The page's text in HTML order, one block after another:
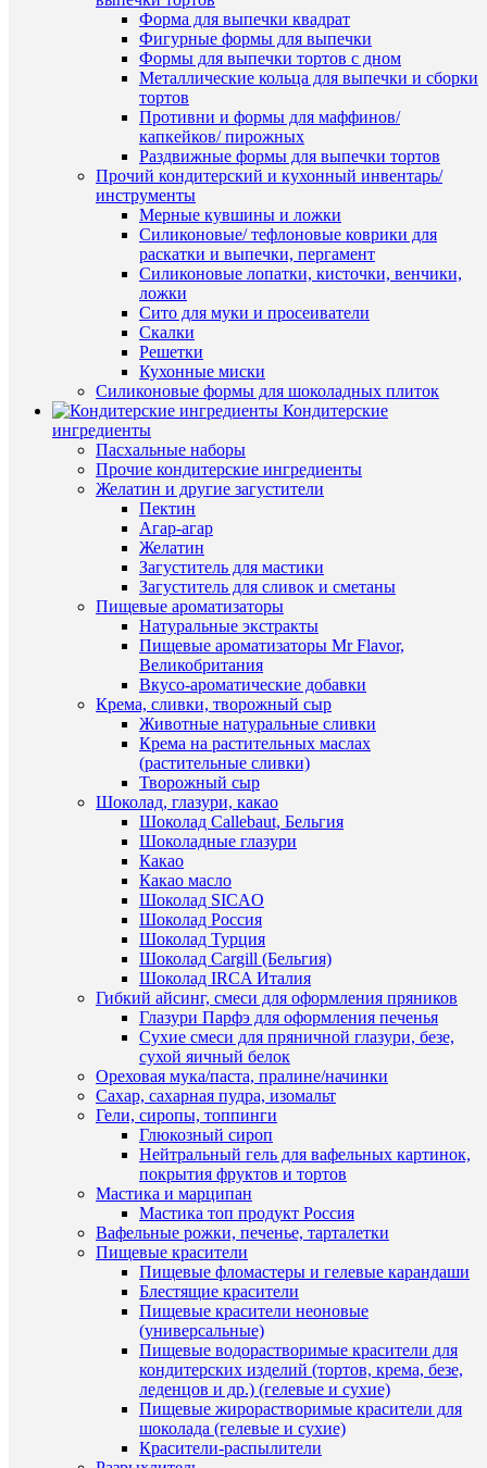
Форма для выпечки квадрат
Фигурные формы для выпечки
Формы для выпечки тортов с дном
Металлические кольца для выпечки и сборки
тортов
Противни и формы для маффинов/
капкейков/ пирожных
Раздвижные формы для выпечки тортов
Прочий кондитерский и кухонный инвентарь/
инструменты
Мерные кувшины и ложки
Силиконовые/ тефлоновые коврики для
раскатки и выпечки, пергамент
Силиконовые лопатки, кисточки, венчики,
ложки
Сито для муки и просеиватели
Скалки
Решетки
Кухонные миски
Силиконовые формы для шоколадных плиток
Кондитерские
ингредиенты
Пасхальные наборы
Прочие кондитерские ингредиенты
Желатин и другие загустители
Пектин
Агар-агар
Желатин
Загуститель для мастики
Загуститель для сливок и сметаны
Пищевые ароматизаторы
Натуральные экстракты
Пищевые ароматизаторы Mr Flavor,
Великобритания
Вкусо-ароматические добавки
Крема, сливки, творожный сыр
Животные натуральные сливки
Крема на растительных маслах
(растительные сливки)
Творожный сыр
Шоколад, глазури, какао
Шоколад Callebaut, Бельгия
Шоколадные глазури
Какао
Какао масло
Шоколад SICAO
Шоколад Россия
Шоколад Турция
Шоколад Cargill (Бельгия)
Шоколад IRCA Италия
Гибкий айсинг, смеси для оформления пряников
Глазури Парфэ для оформления печенья
Сухие смеси для пряничной глазури, безе,
сухой яичный белок
Ореховая мука/паста, пралине/начинки
Сахар, сахарная пудра, изомальт
Гели, сиропы, топпинги
Глюкозный сироп
Нейтральный гель для вафельных картинок,
покрытия фруктов и тортов
Мастика и марципан
Мастика топ продукт Россия
Вафельные рожки, печенье, тарталетки
Пищевые красители
Пищевые фломастеры и гелевые карандаши
Блестящие красители
Пищевые красители неоновые
(универсальные)
Пищевые водорастворимые красители для
кондитерских изделий (тортов, крема, безе,
леденцов и др.) (гелевые и сухие)
Пищевые жирорастворимые красители для
шоколада (гелевые и сухие)
Красители-распылители
более
70%
12
-
Пищевая
Белки:
Жиры:
ккал/